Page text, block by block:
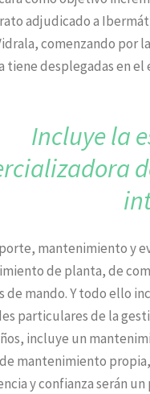
adjudicado a
comenzando por
tiene desplegadas en
Incluye la
mantenimiento y
de planta, de
de mando. Y todo ello
particulares de la
incluye un
mantenimiento
y confianza serán